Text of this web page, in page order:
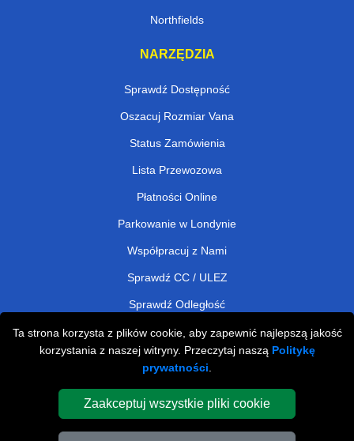
Ta strona korzysta z plików cookie, aby zapewnić najlepszą jakość
korzystania z naszej witryny. Przeczytaj naszą Politykę
prywatności
Zaakceptuj wszystkie pliki cookie
Northfields
NARZĘDZIA
Sprawdź Dostępność
Oszacuj Rozmiar Vana
Status Zamówienia
Lista Przewozowa
Płatności Online
Parkowanie w Londynie
Współpracuj z Nami
Sprawdź CC / ULEZ
Sprawdź Odległość
Man and Van Removals